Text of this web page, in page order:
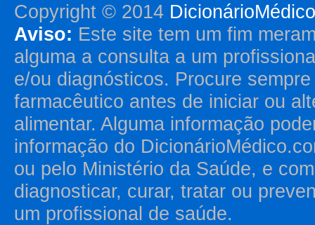
Copyright © 2014
Aviso: Este site tem um fim
alguma a consulta a um
e/ou diagnósticos. Procure
farmacêutico antes de iniciar ou
alimentar. Alguma informação
informação do
ou pelo Ministério da Saúde, e
diagnosticar, curar, tratar ou
um profissional de saúde.